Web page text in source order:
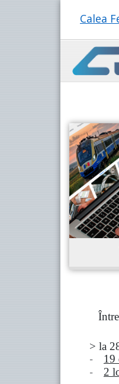
Calea
> la
- 19
- 2